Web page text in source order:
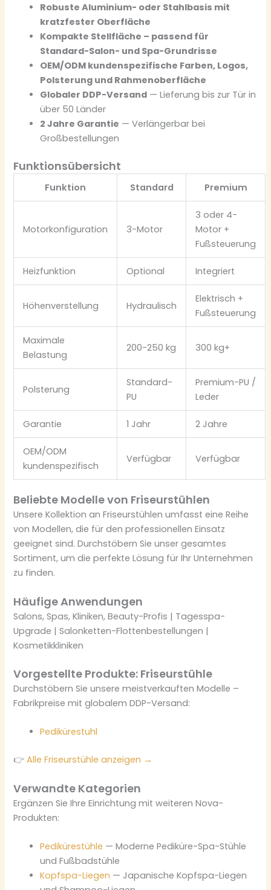
Robuste Aluminium- oder Stahlbasis mit
kratzfester Oberfläche
Kompakte Stellfläche – passend für
Standard-Salon- und Spa-Grundrisse
OEM/ODM kundenspezifische Farben, Logos,
Polsterung und Rahmenoberfläche
Globaler DDP-Versand — Lieferung bis zur Tür in
über 50 Länder
2 Jahre Garantie — Verlängerbar bei
Großbestellungen
Funktionsübersicht
Funktion Standard Premium
Motorkonfiguration 3-Motor
3 oder 4-
Motor +
Fußsteuerung
Heizfunktion Optional Integriert
Höhenverstellung Hydraulisch
Elektrisch +
Fußsteuerung
Maximale
Belastung
200-250 kg 300 kg+
Polsterung
Standard-
PU
Premium-PU /
Leder
Garantie 1 Jahr 2 Jahre
OEM/ODM
kundenspezifisch
Verfügbar Verfügbar
Beliebte Modelle von Friseurstühlen
Unsere Kollektion an Friseurstühlen umfasst eine Reihe
von Modellen, die für den professionellen Einsatz
geeignet sind. Durchstöbern Sie unser gesamtes
Sortiment, um die perfekte Lösung für Ihr Unternehmen
zu finden.
Häufige Anwendungen
Salons, Spas, Kliniken, Beauty-Profis | Tagesspa-
Upgrade | Salonketten-Flottenbestellungen |
Kosmetikkliniken
Vorgestellte Produkte: Friseurstühle
Durchstöbern Sie unsere meistverkauften Modelle –
Fabrikpreise mit globalem DDP-Versand:
Pedikürestuhl
👉Alle Friseurstühle anzeigen →
Verwandte Kategorien
Ergänzen Sie Ihre Einrichtung mit weiteren Nova-
Produkten:
Pedikürestühle — Moderne Pediküre-Spa-Stühle
und Fußbadstühle
Kopfspa-Liegen — Japanische Kopfspa-Liegen